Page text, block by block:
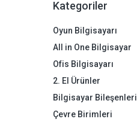
Kategoriler
Oyun Bilgisayarı
All in One Bilgisayar
Ofis Bilgisayarı
2. El Ürünler
Bilgisayar Bileşenleri
Çevre Birimleri